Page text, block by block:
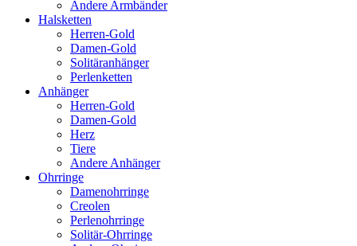
Andere Armbänder
Halsketten
Herren-Gold
Damen-Gold
Solitäranhänger
Perlenketten
Anhänger
Herren-Gold
Damen-Gold
Herz
Tiere
Andere Anhänger
Ohrringe
Damenohrringe
Creolen
Perlenohrringe
Solitär-Ohrringe